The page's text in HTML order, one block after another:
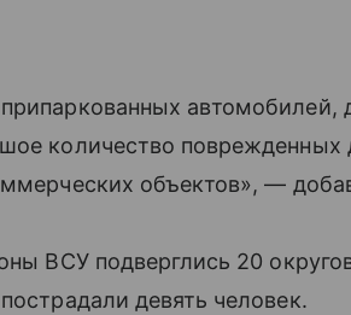
автомобилей,
количество
объектов», —
ВСУ подверглись 20
девять человек.